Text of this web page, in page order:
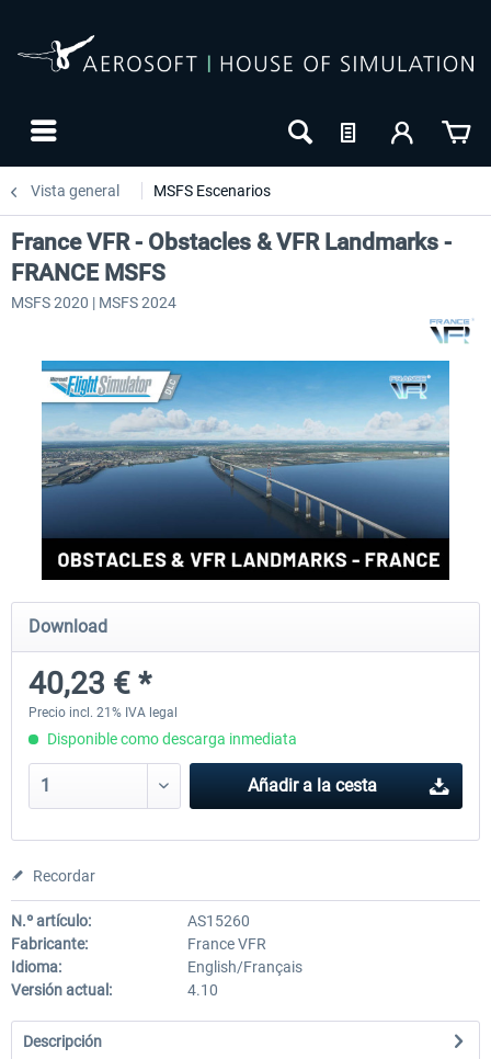
Vista general MSFS Escenarios
Aerosoft Mega Airport Brussels Aerosoft Airport Cologne/
France VFR - Obstacles & VFR Landmarks -
FRANCE MSFS
MSFS 2020 | MSFS 2024
Download
40,23 € *
Precio incl. 21% IVA legal
Disponible como descarga inmediata
Añadir a la cesta
Recordar
N.º artículo:
AS15260
Fabricante:
France VFR
Idioma:
English/Français
Versión actual:
4.10
Descripción